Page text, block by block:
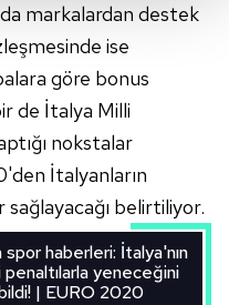
izin vermedikleri
ait çerezler
çeşitli kişisel
olan çerezler bilgi
amacıyla
sitemizin daha işlevsel
sizlere yönelik
markalardan destek
ise
göre bonus
de İtalya Milli
nokstalar
İtalyanların
sağlayacağı belirtiliyor.
spor haberleri: İtalya'nın
yeneceğini
| EURO 2020